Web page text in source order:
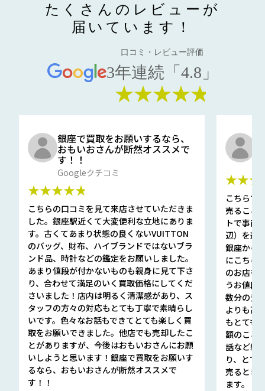
たくさんのレビューが
届いています！
口コミ・レビュー評価
3年連続「4.8」
★★★★★
銀座で買取をお願いするなら、
おもいおさんが断然オススメで
す！！
Googleクチコミ
★★★★★
こちらの口コミを見て来店させていただきま
した。銀座駅近くて大変便利な立地にありま
す。古くてあまり状態の良くないVUITTON
のバッグ、財布、ハイブランドではないブラ
ンド品、時計などの鑑定をお願いしました。
あまり値段が付かないものも親身に見て下さ
り、合わせて満足のいく買取価格にしてくだ
さいました！店内は明るく清潔感があり、ス
タッフの方々の対応もとても丁寧で素晴らし
いです。色々なお話もできてとても楽しく買
取をお願いできました。他店でも売却したこ
とがありますが、今後はおもいおさんにお願
いしようと思います！銀座で買取をお願いす
るなら、おもいおさんが断然オススメで
す！！
こちらで
売ること
トで事前
辺）を選
銀座から
にこちら
のお店も
うお値段
数分の査
よりも高
もとても
額のこと
話など細
り、とて
売るとき
ます。